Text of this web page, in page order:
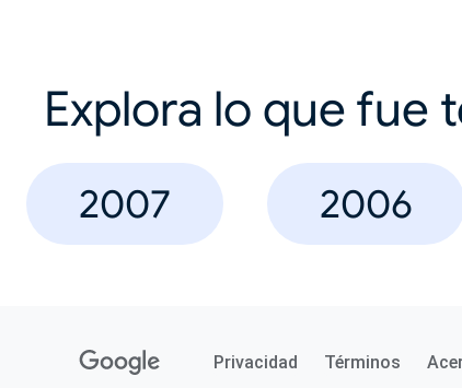
Explora lo que fue
2007 2006
Privacidad Términos